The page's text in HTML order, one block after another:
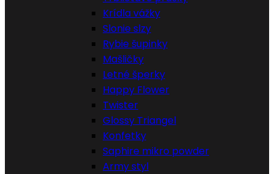
Krídla vážky
Slonie slzy
Rybie šupinky
Mašličky
Letné šperky
Happy Flower
Twister
Glossy Triangel
Konfetky
Saphire mikro powder
Army styl